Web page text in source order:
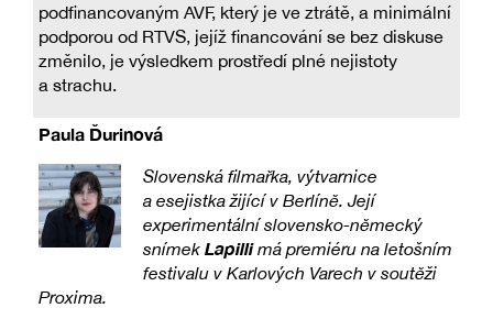
podfinancovaným AVF, který je ve ztrátě, a minimální
podporou od RTVS, jejíž financování se bez diskuse
změnilo, je výsledkem prostředí plné nejistoty
a strachu.
Paula Ďurinová
Slovenská filmařka, výtvarnice
a esejistka žijící v Berlíně. Její
experimentální slovensko-německý
snímekLapillimá premiéru na letošním
festivalu v Karlových Varech v soutěži
Proxima.